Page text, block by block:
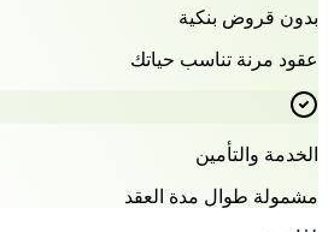
بدون قروض بنكية
عقود مرنة تناسب حياتك
الخدمة والتأمين
مشمولة طوال مدة العقد